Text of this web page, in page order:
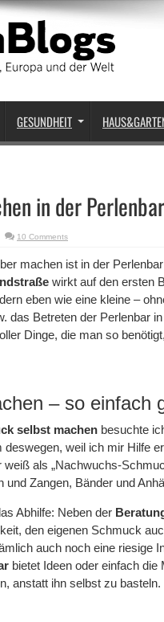
GESUNDHEIT
in der
10 Comments
machen ist in der
wirkt auf den ersten
eben wie eine kleine –
das Betreten der Perlenbar
Dinge, die man so
– so einfach
selbst machen besuchte
weil ich mir Hilfe
weiß als „Nachwuchs-
Zangen, Bänder und
Abhilfe: Neben der
den eigenen Schmuck
auch noch eine riesige
bietet Ideen oder einfach die
anstatt ihn selbst zu basteln.